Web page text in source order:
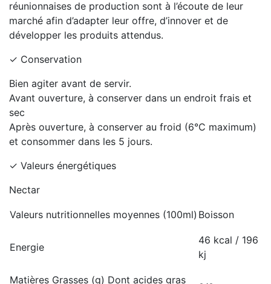
réunionnaises de production sont à l’écoute de leur
marché afin d’adapter leur offre, d’innover et de
développer les produits attendus.
✓ Conservation
Bien agiter avant de servir.
Avant ouverture, à conserver dans un endroit frais et
sec
Après ouverture, à conserver au froid (6°C maximum)
et consommer dans les 5 jours.
✓ Valeurs énergétiques
Nectar
Valeurs nutritionnelles moyennes (100ml) Boisson
Energie
46 kcal / 196
kj
Matières Grasses (g) Dont acides gras